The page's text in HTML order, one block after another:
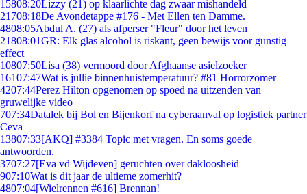
15808:20Lizzy (21) op klaarlichte dag zwaar mishandeld
21708:18De Avondetappe #176 - Met Ellen ten Damme.
4808:05Abdul A. (27) als afperser "Fleur" door het leven
21808:01GR: Elk glas alcohol is riskant, geen bewijs voor gunstig
effect
10807:50Lisa (38) vermoord door Afghaanse asielzoeker
16107:47Wat is jullie binnenhuistemperatuur? #81 Horrorzomer
4207:44Perez Hilton opgenomen op spoed na uitzenden van
gruwelijke video
707:34Datalek bij Bol en Bijenkorf na cyberaanval op logistiek partner
Ceva
13807:33[AKQ] #3384 Topic met vragen. En soms goede
antwoorden.
3707:27[Eva vd Wijdeven] geruchten over dakloosheid
907:10Wat is dit jaar de ultieme zomerhit?
4807:04[Wielrennen #616] Brennan!